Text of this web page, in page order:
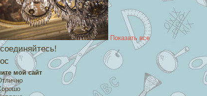
Показать все
мой сайт